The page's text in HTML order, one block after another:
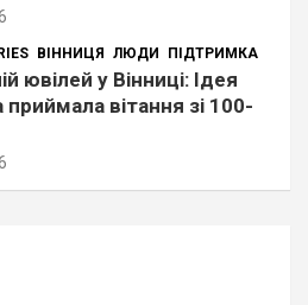
ВІННИЦЯ ЛЮДИ ПІДТРИМКА
ювілей у Вінниці: Ідея
приймала вітання зі 100-